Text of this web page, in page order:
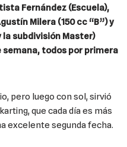
Fernández (Escuela),
Milera (150 cc “B”) y
la subdivisión Master)
todos por primera
pero luego con sol, sirvió
que cada día es más
excelente segunda fecha.